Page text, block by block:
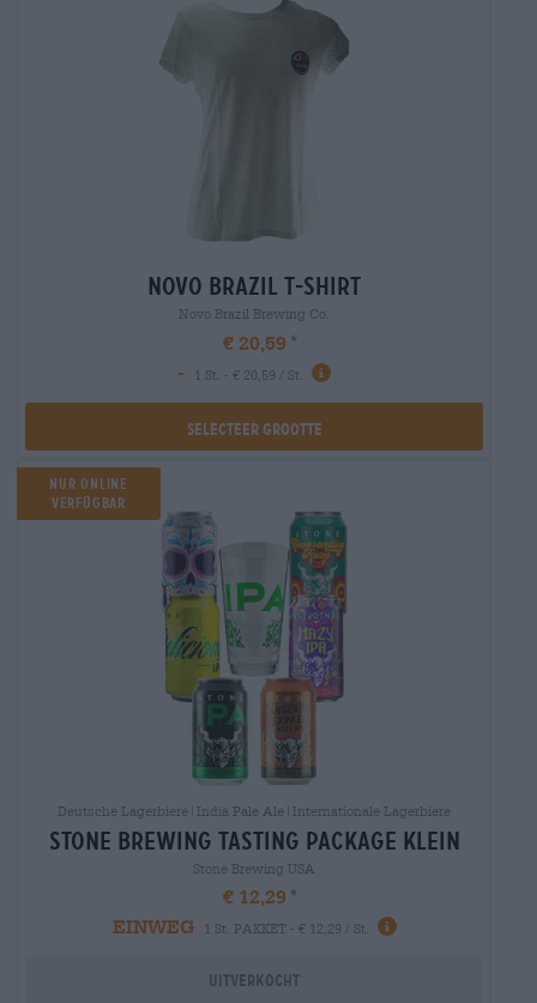
novo brazil t-shirt
Novo Brazil Brewing Co.
€ 20,59
-
1 St. - € 20,59 / St.
Selecteer Grootte
NUR ONLINE
VERFÜGBAR
Deutsche Lagerbiere|India Pale Ale|Internationale Lagerbiere
stone brewing tasting package klein
Stone Brewing USA
€ 12,29
EINWEG
1 St. PAKKET - € 12,29 / St.
Uitverkocht